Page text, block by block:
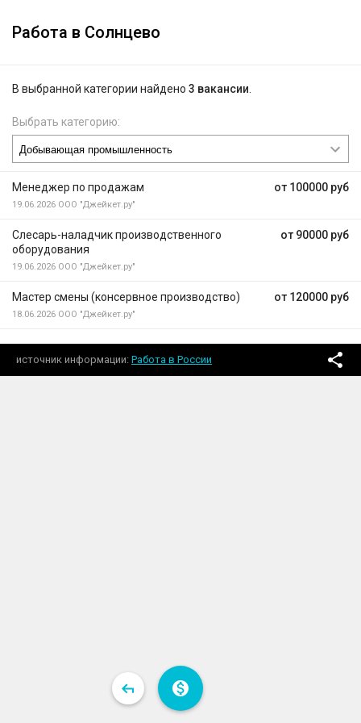
Работа в Солнцево
В выбранной категории найдено 3 вакансии
Выбрать категорию:
от 100000 руб
Менеджер по продажам
19.06.2026 ООО "Джейкет.ру"
от 90000 руб
Слесарь-наладчик производственного
оборудования
19.06.2026 ООО "Джейкет.ру"
от 120000 руб
Мастер смены (консервное производство)
18.06.2026 ООО "Джейкет.ру"
источник информации Работа в России